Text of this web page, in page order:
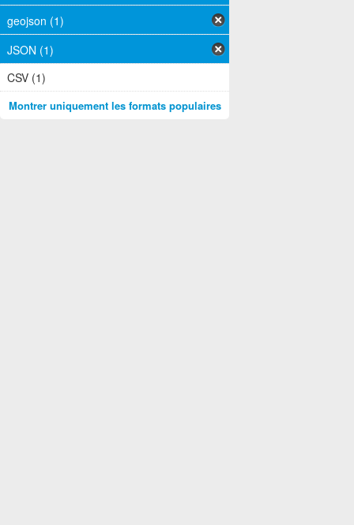
geojson (1)
JSON (1)
CSV (1)
Montrer uniquement les formats populaires